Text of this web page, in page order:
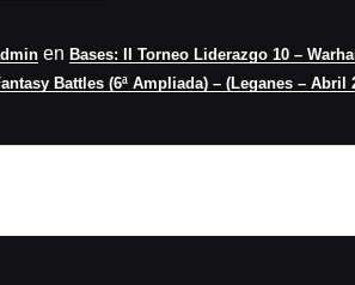
en Bases: II Torneo Liderazgo 10 –
Battles (6ª Ampliada) – (Leganes – Abril